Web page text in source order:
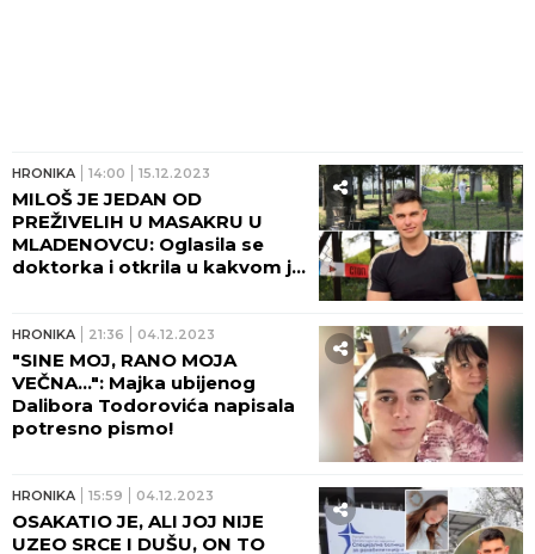
HRONIKA 14:00 15.12.2023
MILOŠ JE JEDAN OD
PREŽIVELIH U MASAKRU U
MLADENOVCU: Oglasila se
doktorka i otkrila u kakvom je
HRONIKA 21:36 04.12.2023
"SINE MOJ, RANO MOJA
VEČNA...": Majka ubijenog
Dalibora Todorovića napisala
potresno pismo!
HRONIKA 15:59 04.12.2023
OSAKATIO JE, ALI JOJ NIJE
UZEO SRCE I DUŠU, ON TO